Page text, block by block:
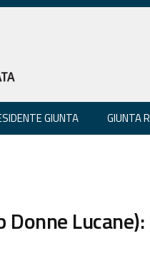
GIUNTA GIUNTA
Donne